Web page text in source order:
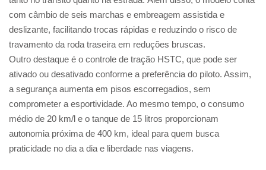
com câmbio de seis marchas e embreagem assistida e
deslizante, facilitando trocas rápidas e reduzindo o risco de
travamento da roda traseira em reduções bruscas.
Outro destaque é o controle de tração HSTC, que pode ser
ativado ou desativado conforme a preferência do piloto. Assim,
a segurança aumenta em pisos escorregadios, sem
comprometer a esportividade. Ao mesmo tempo, o consumo
médio de 20 km/l e o tanque de 15 litros proporcionam
autonomia próxima de 400 km, ideal para quem busca
praticidade no dia a dia e liberdade nas viagens.